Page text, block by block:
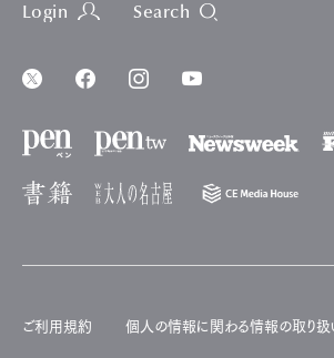
Login Search
ご利用規約 個人の情報に関わる情報の取り扱